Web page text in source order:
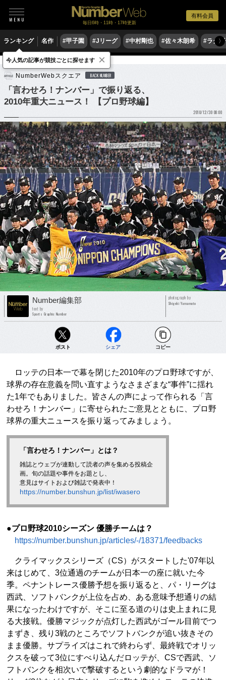
有料会員
毎日6時・11時・17時更新
ランキング 名作 #甲子園 #Jリーグ #中村剛也 #佐々木朗希 #ラグ〉
野球 プロ野球
NumberWebスクエア BACK NUMBER
「言わせろ！ナンバー」で振り返る、
2010年重大ニュース！ 【プロ野球編】
2010/12/30 08:00
Number編集部
text by
Sports Graphic Number
photograph by
Shigeki Yamamoto
ポスト シェア コピー
ロッテの日本一で幕を閉じた2010年のプロ野球ですが、
球界の存在意義を問い直すようなさまざまな“事件”に揺れ
た1年でもありました。皆さんの声によって作られる「言
わせろ！ナンバー」に寄せられたご意見とともに、プロ野
球界の重大ニュースを振り返ってみましょう。
「言わせろ！ナンバー」とは？
雑誌とウェブが連動して読者の声を集める投稿企
画。旬の話題や事件をお題とし、
意見はサイトおよび雑誌で発表中！
https://number.bunshun.jp/list/iwasero
●プロ野球2010シーズン 優勝チームは？
https://number.bunshun.jp/articles/-/18371/feedbacks
クライマックスシリーズ（CS）がスタートした'07年以
来はじめて、3位通過のチームが日本一の座に就いた今
季。ペナントレース優勝予想を振り返ると、パ・リーグは
西武、ソフトバンクが上位を占め、ある意味予想通りの結
果になったわけですが、そこに至る道のりは史上まれに見
る大接戦。優勝マジックが点灯した西武がゴール目前でつ
まずき、残り3戦のところでソフトバンクが追い抜きその
まま優勝。サプライズはこれで終わらず、最終戦でオリッ
クスを破って3位にすべり込んだロッテが、CSで西武、ソ
フトバンクを相次いで撃破するという劇的なドラマが！
今人気の記事が競技ごとに探せます ×